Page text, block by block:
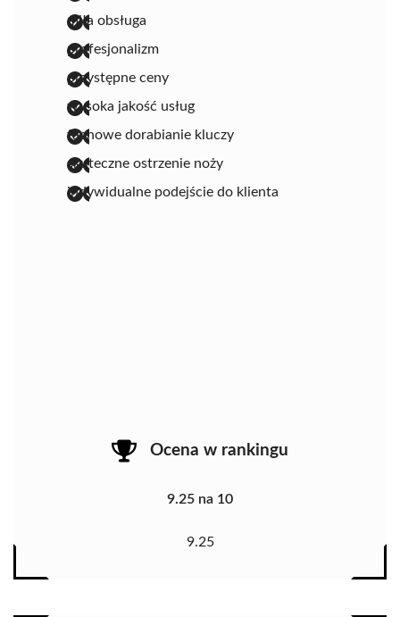
miła obsługa
profesjonalizm
przystępne ceny
wysoka jakość usług
fachowe dorabianie kluczy
skuteczne ostrzenie noży
indywidualne podejście do klienta
Ocena w rankingu
9.25 na 10
9.25